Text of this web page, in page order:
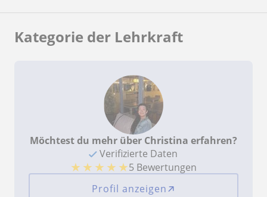
Kategorie der Lehrkraft
Möchtest du mehr über Christina erfahren?
Verifizierte Daten
★ ★ ★ ★ ★5 Bewertungen
Profil anzeigen